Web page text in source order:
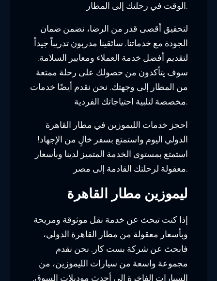
الوقت في رحلتك إلى المطار.
لتحقيق أقصى قدر من الرضا، نضمن ضمان
الجودة مع خدماتنا. سائقينا مدربون تدريباً جيداً
لتقديم أفضل خدمة العملاء ومعايير السلامة.
سوف يتأكدون من حصولك على رحلة ممتعة
من المطار إلى وجهتك. نحن نقدم أيضًا خدمات
مخصصة لتلبية احتياجاتك الفردية.
احجز خدمات الليموزين في مطار القاهرة
الدولي اليوم واستمتع بسفر خالٍ من الإجهاد!
استمتع بمستوى الخدمة المتميز لدينا وبأسعار
معقولة لرحلتك القادمة إلى مصر.
ليموزين مطار القاهرة
إذا كنت تبحث عن خدمة نقل موثوقة ومريحة
وبأسعار معقولة من مطار القاهرة الدولي،
فابحث عن شركة بست كار. نحن نقدم
مجموعة واسعة من سيارات الليموزين، من
السيارات الفاخرة إلى أحدث موديلات السوق.